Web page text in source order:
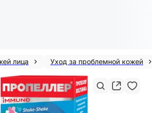
лица Уход за проблемной кожей